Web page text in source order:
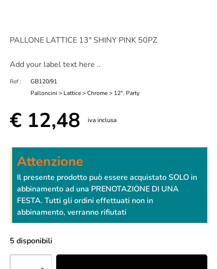
PALLONE LATTICE 13" SHINY PINK 50PZ
Add your label text here ..
Ref :
GB120/91
Palloncini > Lattice > Chrome > 12", Party
€ 12,48 iva inclusa
Attenzione
Il presente prodotto può essere acquistato SOLO in
abbinamento ad una PRENOTAZIONE DI UNA
FESTA. Tutti gli ordini effettuati non in
abbinamento, verranno rifiutati
5 disponibili